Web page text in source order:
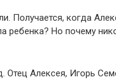
Получается, когда
ребенка? Но почему
Отец Алексея, Игорь